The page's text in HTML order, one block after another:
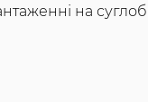
на